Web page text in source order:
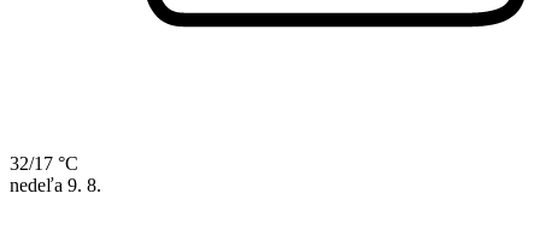
32/17 °C
nedeľa 9. 8.